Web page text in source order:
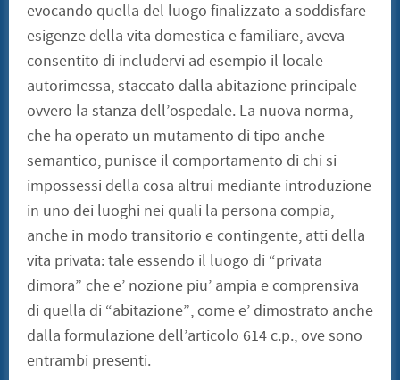
evocando quella del luogo finalizzato a soddisfare
esigenze della vita domestica e familiare, aveva
consentito di includervi ad esempio il locale
autorimessa, staccato dalla abitazione principale
ovvero la stanza dell’ospedale. La nuova norma,
che ha operato un mutamento di tipo anche
semantico, punisce il comportamento di chi si
impossessi della cosa altrui mediante introduzione
in uno dei luoghi nei quali la persona compia,
anche in modo transitorio e contingente, atti della
vita privata: tale essendo il luogo di “privata
dimora” che e’ nozione piu’ ampia e comprensiva
di quella di “abitazione”, come e’ dimostrato anche
dalla formulazione dell’articolo 614 c.p., ove sono
entrambi presenti.